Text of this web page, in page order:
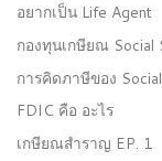
อยากเป็น Life Agent
กองทุนเกษียณ Social
การคิดภาษีของ
FDIC คือ อะไร
เกษียณสำราญ EP. 1